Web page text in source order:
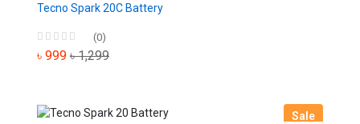
Tecno Spark 20C Battery
(0)
৳ 999 ৳ 1,299
Sale